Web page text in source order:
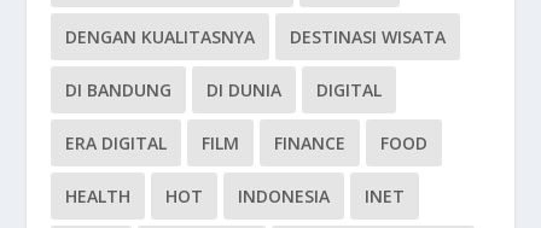
DENGAN KUALITASNYA DESTINASI WISATA
DI BANDUNG DI DUNIA DIGITAL
ERA DIGITAL FILM FINANCE FOOD
HEALTH HOT INDONESIA INET